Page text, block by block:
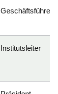
Geschäftsführer
Institutsleiter